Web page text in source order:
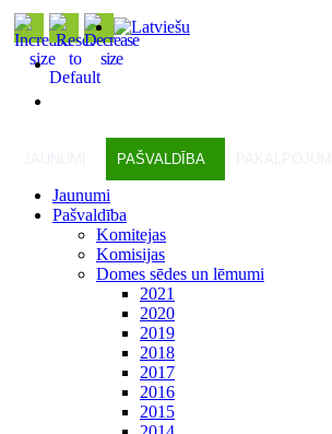
PAŠVALDĪBA
Jaunumi
Pašvaldība
Komitejas
Komisijas
Domes sēdes un lēmumi
2021
2020
2019
2018
2017
2016
2015